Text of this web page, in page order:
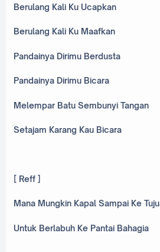
Berulang Kali Ku Ucapkan
Berulang Kali Ku Maafkan
Pandainya Dirimu Berdusta
Pandainya Dirimu Bicara
Melempar Batu Sembunyi Tangan
Setajam Karang Kau Bicara
[ Reff ]
Mana Mungkin Kapal Sampai Ke
Untuk Berlabuh Ke Pantai Bahagia